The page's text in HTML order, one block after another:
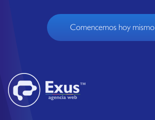
Comencemos hoy mismo